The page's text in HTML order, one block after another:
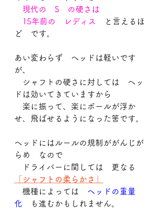
現代の　S　の硬さは
15年前の　レディス
と言えるほ
ど　です。
あい変わらず　ヘッドは軽いです
が、
シャフトの硬さに対しては　ヘッ
ドは効いてきていますから
楽に振って、楽にボールが浮か
せ、飛ばせるようになった筈です。
ヘッドにはルールの規制ががんじが
らめ　なので
ドライバーに関しては　更なる
「シャフトの柔らかさ」
機種によっては
ヘッドの重量
化 も進むかもしれません。